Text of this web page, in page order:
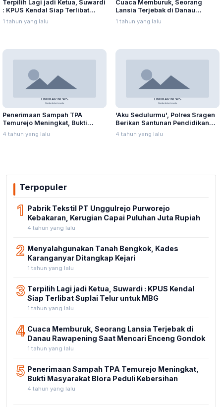
Terpilih Lagi jadi Ketua, Suwardi
: KPUS Kendal Siap Terlibat
Suplai Telur untuk MBG
1 tahun yang lalu
Cuaca Memburuk, Seorang
Lansia Terjebak di Danau
Rawapening Saat Mencari
Enceng Gondok
1 tahun yang lalu
Penerimaan Sampah TPA
Temurejo Meningkat, Bukti
Masyarakat Blora Peduli
Kebersihan
4 tahun yang lalu
'Aku Sedulurmu', Polres Sragen
Berikan Santunan Pendidikan
Anak Yatim Piatu
4 tahun yang lalu
Terpopuler
1 Pabrik Tekstil PT Unggulrejo Purworejo
Kebakaran, Kerugian Capai Puluhan Juta Rupiah
4 tahun yang lalu
2 Menyalahgunakan Tanah Bengkok, Kades
Karanganyar Ditangkap Kejari
1 tahun yang lalu
3 Terpilih Lagi jadi Ketua, Suwardi : KPUS Kendal
Siap Terlibat Suplai Telur untuk MBG
1 tahun yang lalu
4 Cuaca Memburuk, Seorang Lansia Terjebak di
Danau Rawapening Saat Mencari Enceng Gondok
1 tahun yang lalu
5 Penerimaan Sampah TPA Temurejo Meningkat,
Bukti Masyarakat Blora Peduli Kebersihan
4 tahun yang lalu